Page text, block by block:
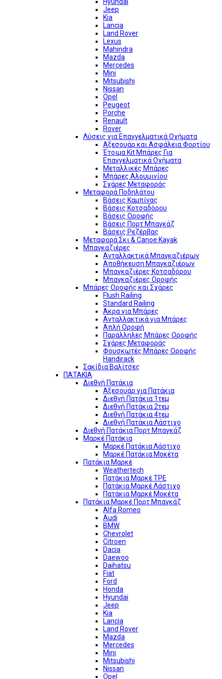
Jeep
Kia
Lancia
Land Rover
Lexus
Mahindra
Mazda
Mercedes
Mini
Mitsubishi
Nissan
Opel
Peugeot
Porche
Renault
Rover
Λύσεις για Επαγγελματικά Οχήματα
Αξεσουάρ και Ασφάλεια Φορτίου
Έτοιμα Kit Μπάρες Για
Επαγγελματικά Οχήματα
Μεταλλικές Μπάρες
Μπάρες Αλουμινίου
Σχάρες Μεταφοράς
Μεταφορά Ποδηλάτου
Βάσεις Καμπίνας
Βάσεις Κοτσαδόρου
Βάσεις Οροφής
Βάσεις Πορτ Μπαγκάζ
Βάσεις Ρεζέρβας
Μεταφορά Σκι & Canoe Kayak
Μπαγκαζιέρες
Ανταλλακτικά Μπαγκαζιέρων
Αποθήκευση Μπαγκαζιέρων
Μπαγκαζιέρες Κοτσαδόρου
Μπαγκαζιέρες Οροφής
Μπάρες Οροφής και Σχάρες
Flush Railing
Standard Railing
Άκρα για Μπάρες
Ανταλλακτικά για Μπάρες
Απλή Οροφή
Παράλληλες Μπάρες Οροφής
Σχάρες Μεταφοράς
Φουσκωτές Μπάρες Οροφής
Handirack
Σακίδια Βαλίτσες
ΠΑΤΑΚΙΑ
Διεθνή Πατάκια
Αξεσουάρ για Πατάκια
Διεθνή Πατάκια 1τεμ
Διεθνή Πατάκια 2τεμ
Διεθνή Πατάκια 4τεμ
Διεθνή Πατάκια Λάστιχο
Διεθνή Πατάκια Πορτ Μπαγκάζ
Μαρκέ Πατάκια
Μαρκέ Πατάκια Λάστιχο
Μαρκέ Πατάκια Μοκέτα
Πατάκια Μαρκέ
Weathertech
Πατάκια Μαρκέ TPE
Πατάκια Μαρκέ Λάστιχο
Πατάκια Μαρκέ Μοκέτα
Πατάκια Μαρκέ Πορτ Μπαγκάζ
Alfa Romeo
Audi
BMW
Chevrolet
Citroen
Dacia
Daewoo
Daihatsu
Fiat
Ford
Honda
Hyundai
Jeep
Kia
Lancia
Land Rover
Mazda
Mercedes
Mini
Mitsubishi
Nissan
Opel